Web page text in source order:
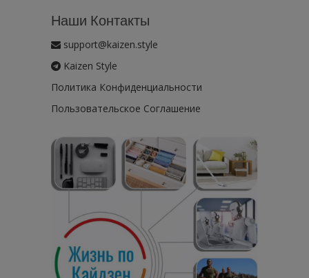
Наши Контакты
support@kaizen.style
Kaizen Style
Политика Конфиденциальности
Пользовательское Соглашение